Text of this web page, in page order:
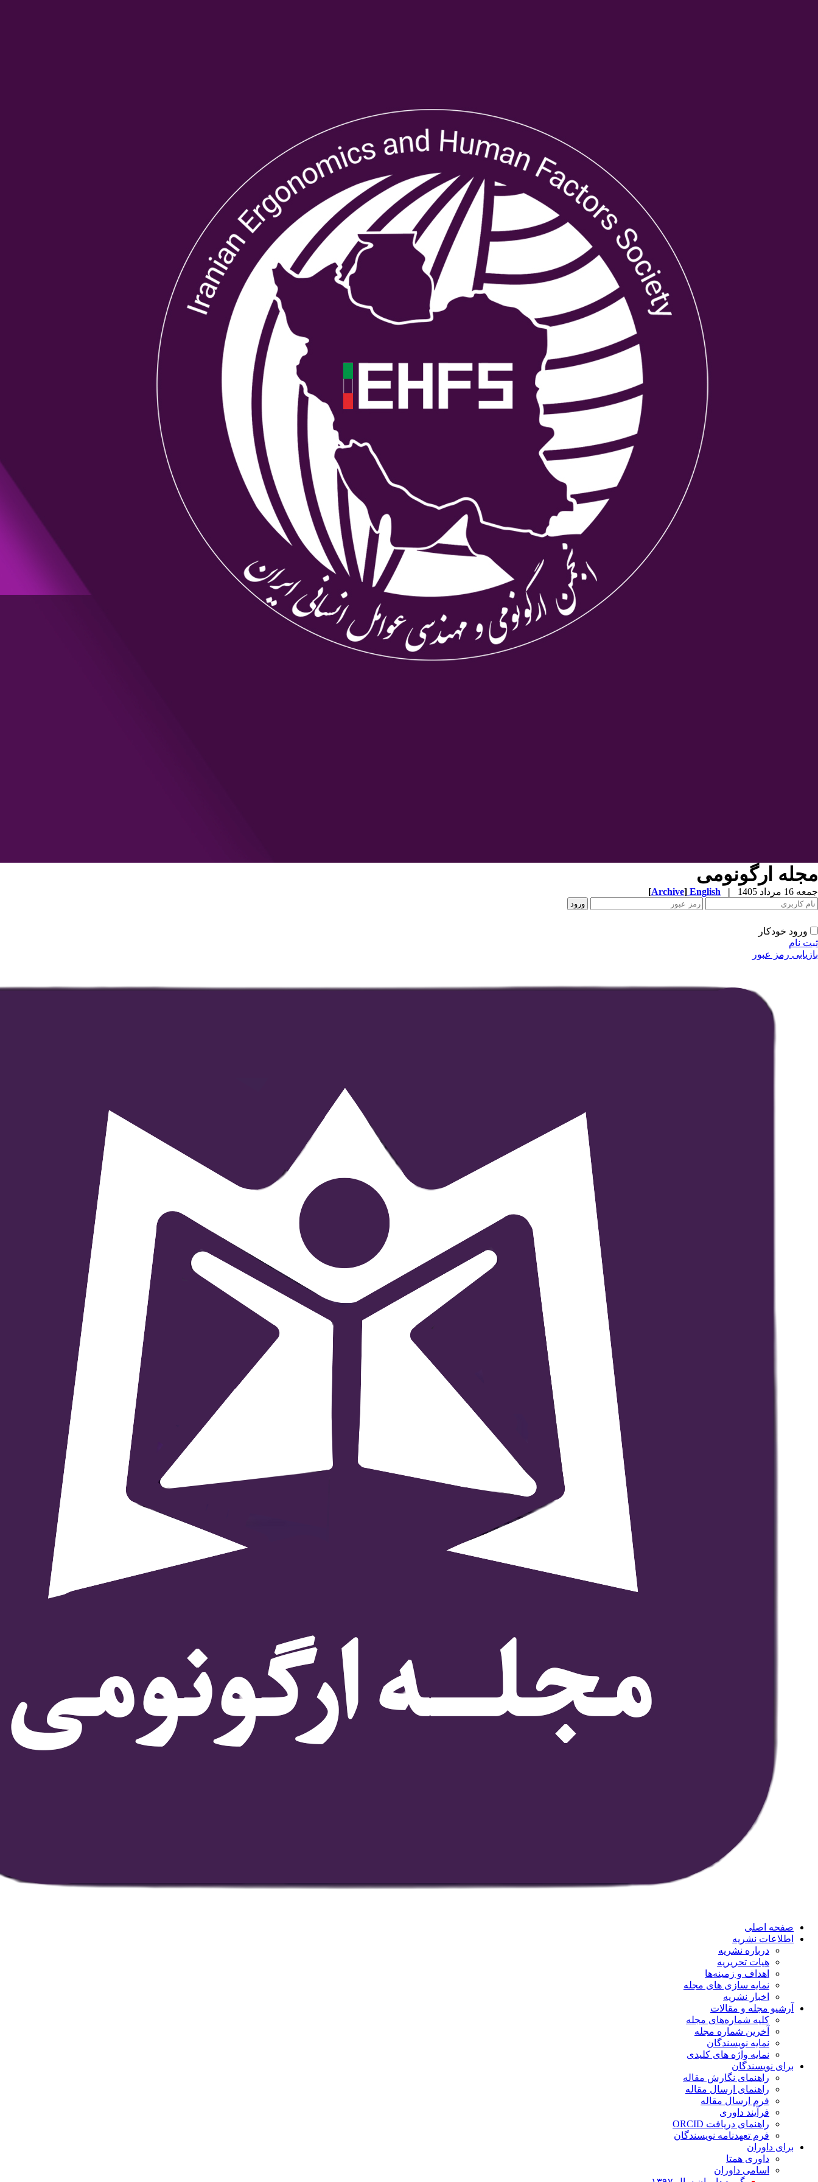
مجله ارگونومی
جمعه 16 مرداد 1405 |
English
[Archive]
ورود خودکار
ثبت نام
بازیابی رمز عبور
صفحه اصلی
اطلاعات نشریه
درباره نشریه
هیات تحریریه
اهداف و زمینه‌ها
نمایه سازی های مجله
اخبار نشریه
آرشیو مجله و مقالات
کلیه شماره‌های مجله
آخرین شماره مجله
نمایه نویسندگان
نمایه واژه های کلیدی
برای نویسندگان
راهنمای نگارش مقاله
راهنمای ارسال مقاله
فرم ارسال مقاله
فرآیند داوری
راهنمای دریافت ORCID
فرم تعهدنامه نویسندگان
برای داوران
داوری همتا
اسامی داوران